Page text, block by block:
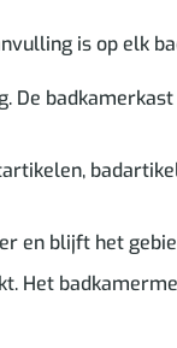
is op elk
De
en blijft het
Het